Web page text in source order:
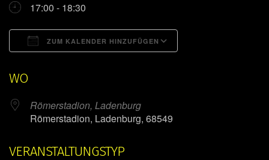
17:00 - 18:30
ZUM KALENDER HINZUFÜGEN
WO
Römerstadion, Ladenburg
Römerstadion, Ladenburg, 68549
VERANSTALTUNGSTYP